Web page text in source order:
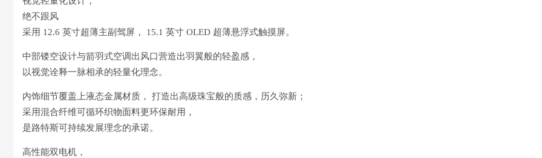
绝不跟风
采用 12.6 英寸超薄主副驾屏， 15.1 英寸 OLED 超薄悬浮式触摸屏。
中部镂空设计与箭羽式空调出风口营造出羽翼般的轻盈感，
以视觉诠释一脉相承的轻量化理念。
内饰细节覆盖上液态金属材质， 打造出高级珠宝般的质感，历久弥新；
采用混合纤维可循环织物面料更环保耐用，
是路特斯可持续发展理念的承诺。
高性能双电机，